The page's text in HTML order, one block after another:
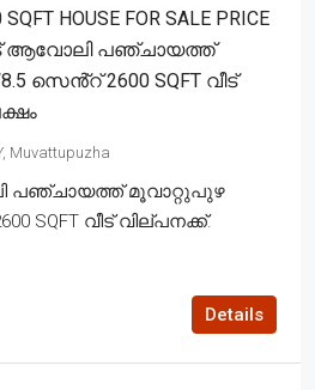
HOUSE FOR SALE PRICE
ആവോലി പഞ്ചായത്ത്
സെൻ്റ് 2600 SQFT വീട്
Muvattupuzha
പഞ്ചായത്ത് മൂവാറ്റുപുഴ
SQFT വീട് വില്പനക്ക്.
Details